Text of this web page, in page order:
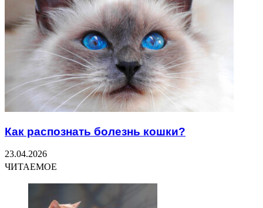
Как распознать болезнь кошки?
23.04.2026
ЧИТАЕМОЕ